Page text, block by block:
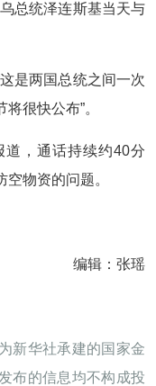
总统泽连斯基当天与
是两国总统之间一次
很快公布”。
道，通话持续约40分
物资的问题。
编辑：张瑶
新华社承建的国家金
布的信息均不构成投